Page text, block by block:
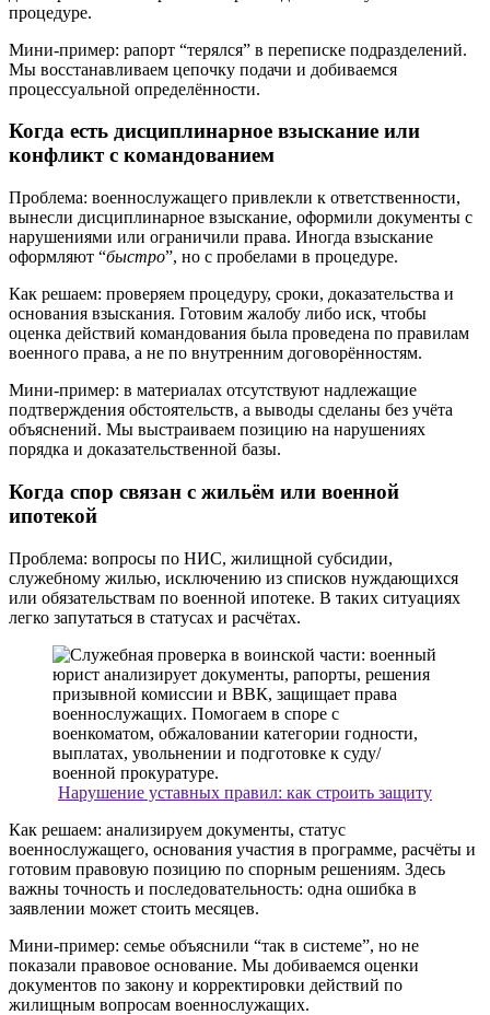
процедуре.
Мини-пример: рапорт “терялся” в переписке подразделений.
Мы восстанавливаем цепочку подачи и добиваемся
процессуальной определённости.
Когда есть дисциплинарное взыскание или
конфликт с командованием
Проблема: военнослужащего привлекли к ответственности,
вынесли дисциплинарное взыскание, оформили документы с
нарушениями или ограничили права. Иногда взыскание
оформляют “быстро”, но с пробелами в процедуре.
Как решаем: проверяем процедуру, сроки, доказательства и
основания взыскания. Готовим жалобу либо иск, чтобы
оценка действий командования была проведена по правилам
военного права, а не по внутренним договорённостям.
Мини-пример: в материалах отсутствуют надлежащие
подтверждения обстоятельств, а выводы сделаны без учёта
объяснений. Мы выстраиваем позицию на нарушениях
порядка и доказательственной базы.
Когда спор связан с жильём или военной
ипотекой
Проблема: вопросы по НИС, жилищной субсидии,
служебному жилью, исключению из списков нуждающихся
или обязательствам по военной ипотеке. В таких ситуациях
легко запутаться в статусах и расчётах.
Нарушение уставных правил: как строить защиту
Как решаем: анализируем документы, статус
военнослужащего, основания участия в программе, расчёты и
готовим правовую позицию по спорным решениям. Здесь
важны точность и последовательность: одна ошибка в
заявлении может стоить месяцев.
Мини-пример: семье объяснили “так в системе”, но не
показали правовое основание. Мы добиваемся оценки
документов по закону и корректировки действий по
жилищным вопросам военнослужащих.